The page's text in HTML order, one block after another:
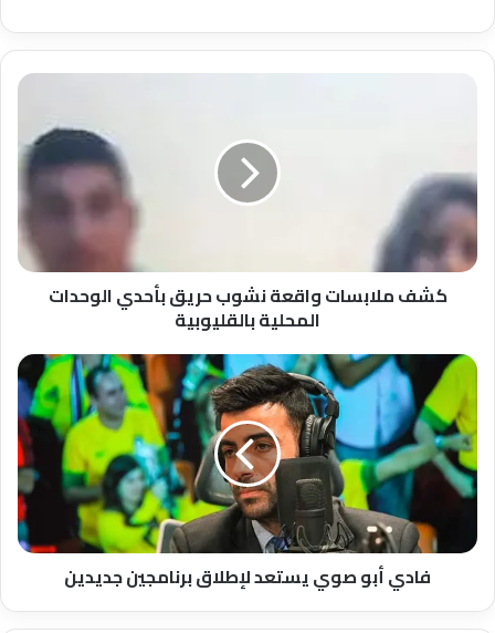
حريق
بأحدي
الوحدات
المحلية
بالقليوبية
كشف ملابسات واقعة نشوب حريق بأحدي الوحدات
المحلية بالقليوبية
فادي
أبو
صوي
يستعد
لإطلاق
برنامجين
جديدين
فادي أبو صوي يستعد لإطلاق برنامجين جديدين